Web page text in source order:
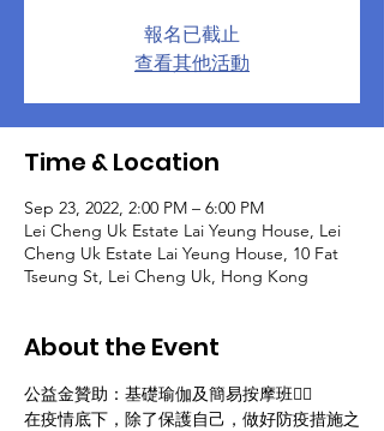
報名已截止
查看其他活動
Time & Location
Sep 23, 2022, 2:00 PM – 6:00 PM
Lei Cheng Uk Estate Lai Yeung House, Lei
Cheng Uk Estate Lai Yeung House, 10 Fat
Tseung St, Lei Cheng Uk, Hong Kong
About the Event
公益金贊助：基礎瑜伽及簡易按摩班🧘‍♀️
在疫情底下，除了保護自己，做好防疫措施之